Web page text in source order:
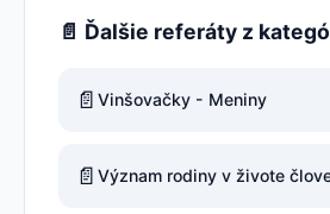
📄 Ďalšie referáty z
📄 Vinšovačky - Meniny
📄 Význam rodiny v živote